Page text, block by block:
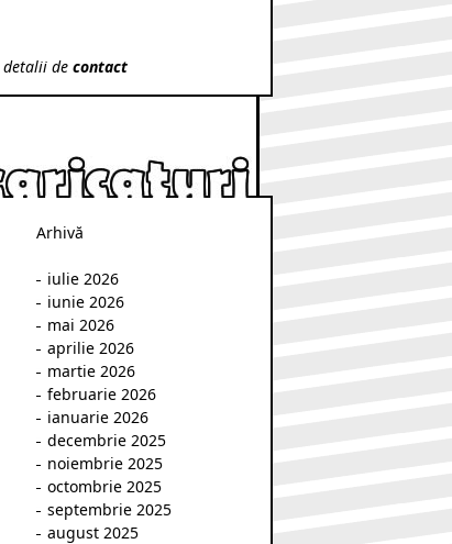
detalii de contact
Arhivă
iulie 2026
iunie 2026
mai 2026
aprilie 2026
martie 2026
februarie 2026
ianuarie 2026
decembrie 2025
noiembrie 2025
octombrie 2025
septembrie 2025
august 2025